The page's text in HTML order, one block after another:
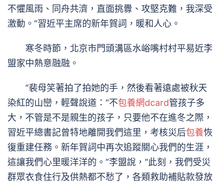
不懼風雨、同舟共濟，直面挑釁、攻堅克難，我深受
激動。”習近平主席的新年賀詞，暖和人心。
寒冬時節，北京市門頭溝區水峪嘴村村平易近李
盟家中熱意融融。
“裴母笑著拍了拍她的手，然後看著遠處被秋天
染紅的山巒，輕聲說道：“不包養網dcard管孩子多
大，不管是不是親生的孩子，只要他不在進冬之際，
習近平總書記曾特地離開我們這里，考核災后包養恢
復重建任務。新年賀詞中再次追蹤關心我們的生涯，
這讓我們心里暖洋洋的。”李盟說，“此刻，我們受災
群眾衣食住行及供熱都不愁了，各類救助補貼款發放